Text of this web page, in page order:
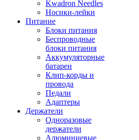
Kwadron Needles
Носики-лейки
Питание
Блоки питания
Беспроводные
блоки питания
Аккумуляторные
батареи
Клип-корды и
провода
Педали
Адаптеры
Держатели
Одноразовые
держатели
Алюминиевые